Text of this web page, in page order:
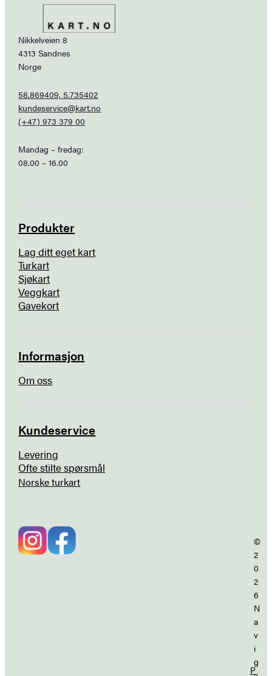
Nikkelveien 8
4313 Sandnes
Norge
58.869409, 5.735402
kundeservice@kart.no
(+47) 973 379 00
Mandag – fredag:
08.00 – 16.00
Produkter
Lag ditt eget kart
Turkart
Sjøkart
Veggkart
Gavekort
Informasjon
Om oss
Kundeservice
Levering
Ofte stilte spørsmål
Norske turkart
P
©
2
0
2
6
N
a
v
i
g